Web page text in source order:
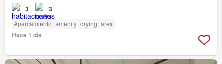
3 3
Aparcamiento amenity_drying_area
Hace 1 día